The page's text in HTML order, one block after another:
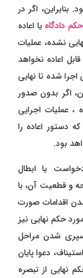
اگر در
دادگاه یا اعاده
نشده، عملیات
اعاده نخواهد
شده تا نهایی
اگر بدون صدور
عملیات اجرایی
دستور اعاده را
بود.
یا ابطال
و قطعیت آن، با
اقدامات صورت
حکم نهایی نیز
شدن مراحل
دعوا پایان
نهایی از تبصره